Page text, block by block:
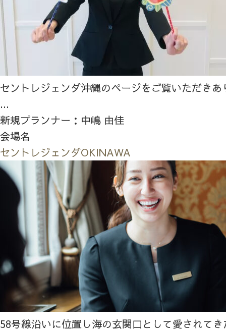
セントレジェンダ沖縄のページをご覧いただき
...
新規プランナー：中嶋 由佳
会場名
セントレジェンダOKINAWA
58号線沿いに位置し海の玄関口として愛されて